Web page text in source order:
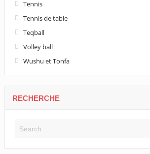
Tennis
Tennis de table
Teqball
Volley ball
Wushu et Tonfa
RECHERCHE